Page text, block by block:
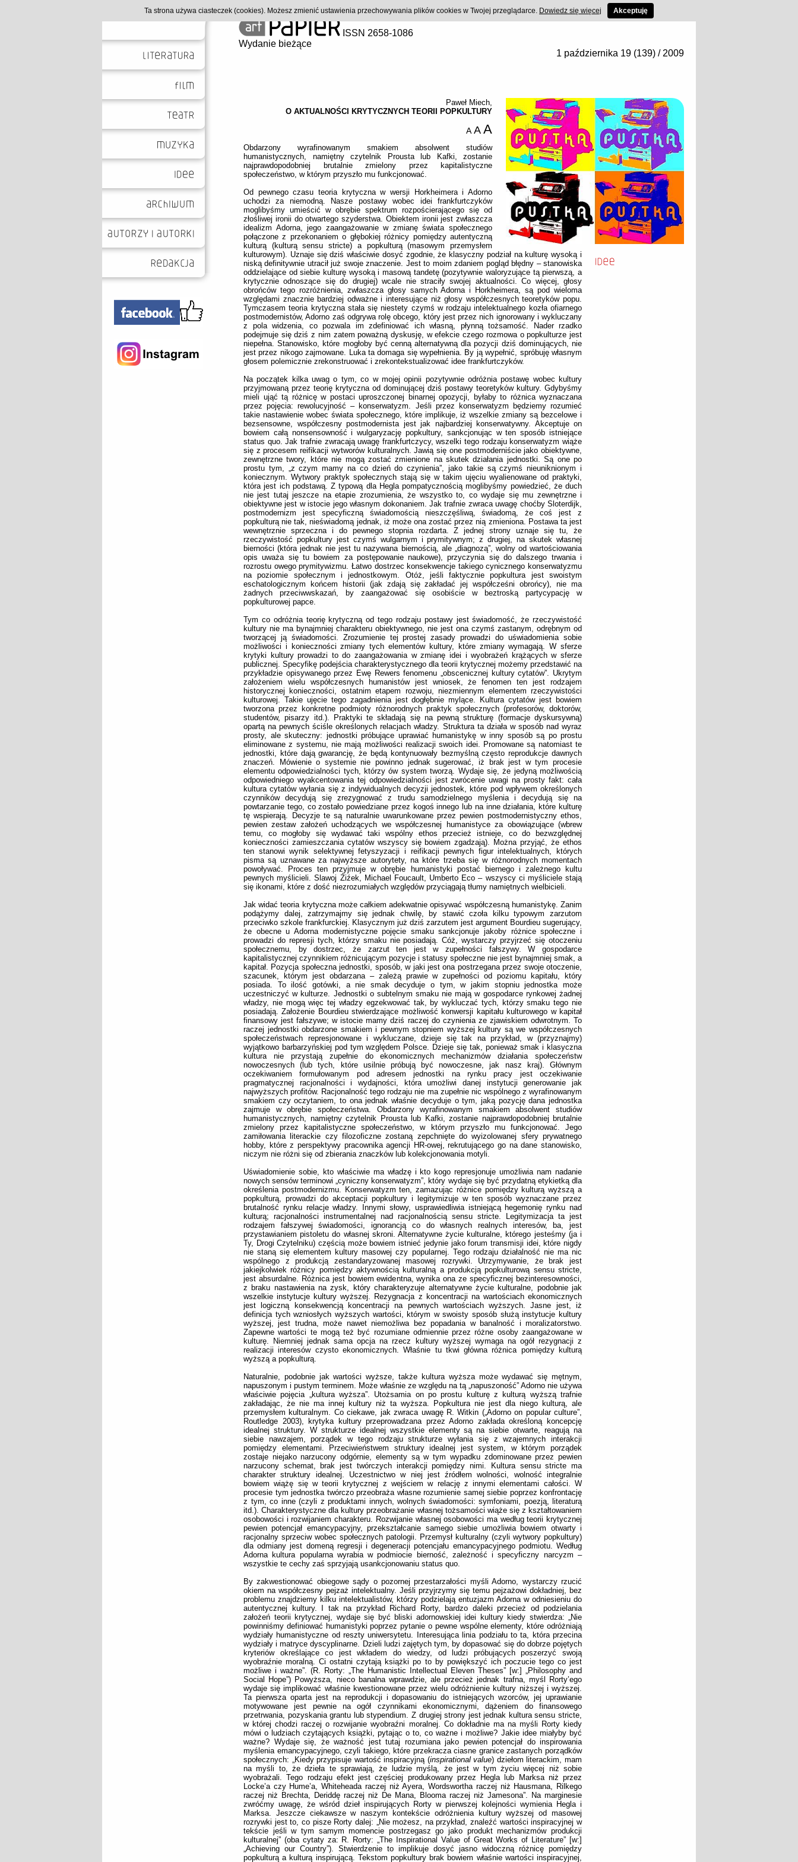
ISSN 2658-1086
Wydanie bieżące
1 października 19 (139) / 2009
Paweł Miech,
O AKTUALNOŚCI KRYTYCZNYCH TEORII POPKULTURY
A A A
Obdarzony wyrafinowanym smakiem absolwent studiów
humanistycznych, namiętny czytelnik Prousta lub Kafki, zostanie
najprawdopodobniej brutalnie zmielony przez kapitalistyczne
społeczeństwo, w którym przyszło mu funkcjonować.
Od pewnego czasu teoria krytyczna w wersji Horkheimera i Adorno
uchodzi za niemodną. Nasze postawy wobec idei frankfurtczyków
moglibyśmy umieścić w obrębie spektrum rozpościerającego się od
złośliwej ironii do otwartego szyderstwa. Obiektem ironii jest zwłaszcza
idealizm Adorna, jego zaangażowanie w zmianę świata społecznego
połączone z przekonaniem o głębokiej różnicy pomiędzy autentyczną
kulturą (kulturą sensu stricte) a popkulturą (masowym przemysłem
kulturowym). Uznaje się dziś właściwie dosyć zgodnie, że klasyczny podział na kulturę wysoką i
niską definitywnie utracił już swoje znaczenie. Jest to moim zdaniem pogląd błędny – stanowiska
oddzielające od siebie kulturę wysoką i masową tandetę (pozytywnie waloryzujące tą pierwszą, a
krytycznie odnoszące się do drugiej) wcale nie straciły swojej aktualności. Co więcej, głosy
obrońców tego rozróżnienia, zwłaszcza głosy samych Adorna i Horkheimera, są pod wieloma
względami znacznie bardziej odważne i interesujące niż głosy współczesnych teoretyków popu.
Tymczasem teoria krytyczna stała się niestety czymś w rodzaju intelektualnego kozła ofiarnego
postmodernistów, Adorno zaś odgrywa rolę obcego, który jest przez nich ignorowany i wykluczany
z pola widzenia, co pozwala im zdefiniować ich własną, płynną tożsamość. Nader rzadko
podejmuje się dziś z nim zatem poważną dyskusję, w efekcie czego rozmowa o popkulturze jest
niepełna. Stanowisko, które mogłoby być cenną alternatywną dla pozycji dziś dominujących, nie
jest przez nikogo zajmowane. Luka ta domaga się wypełnienia. By ją wypełnić, spróbuję własnym
głosem polemicznie zrekonstruować i zrekontekstualizować idee frankfurtczyków.
Na początek kilka uwag o tym, co w mojej opinii pozytywnie odróżnia postawę wobec kultury
przyjmowaną przez teorię krytyczna od dominującej dziś postawy teoretyków kultury. Gdybyśmy
mieli ująć tą różnicę w postaci uproszczonej binarnej opozycji, byłaby to różnica wyznaczana
przez pojęcia: rewolucyjność – konserwatyzm. Jeśli przez konserwatyzm będziemy rozumieć
takie nastawienie wobec świata społecznego, które implikuje, iż wszelkie zmiany są bezcelowe i
bezsensowne, współczesny postmodernista jest jak najbardziej konserwatywny. Akceptuje on
bowiem całą nonsensowność i wulgaryzację popkultury, sankcjonując w ten sposób istniejące
status quo. Jak trafnie zwracają uwagę frankfurtczycy, wszelki tego rodzaju konserwatyzm wiąże
się z procesem reifikacji wytworów kulturalnych. Jawią się one postmoderniście jako obiektywne,
zewnętrzne twory, które nie mogą zostać zmienione na skutek działania jednostki. Są one po
prostu tym, „z czym mamy na co dzień do czynienia”, jako takie są czymś nieuniknionym i
koniecznym. Wytwory praktyk społecznych stają się w takim ujęciu wyalienowane od praktyki,
która jest ich podstawą. Z typową dla Hegla pompatycznością moglibyśmy powiedzieć, że duch
nie jest tutaj jeszcze na etapie zrozumienia, że wszystko to, co wydaje się mu zewnętrzne i
obiektywne jest w istocie jego własnym dokonaniem. Jak trafnie zwraca uwagę choćby Sloterdijk,
postmodernizm jest specyficzną świadomością nieszczęśliwą, świadomą, że coś jest z
popkulturą nie tak, nieświadomą jednak, iż może ona zostać przez nią zmieniona. Postawa ta jest
wewnętrznie sprzeczna i do pewnego stopnia rozdarta. Z jednej strony uznaje się tu, że
rzeczywistość popkultury jest czymś wulgarnym i prymitywnym; z drugiej, na skutek własnej
bierności (która jednak nie jest tu nazywana biernością, ale „diagnozą”, wolny od wartościowania
opis uważa się tu bowiem za postępowanie naukowe), przyczynia się do dalszego trwania i
rozrostu owego prymitywizmu. Łatwo dostrzec konsekwencje takiego cynicznego konserwatyzmu
na poziomie społecznym i jednostkowym. Otóż, jeśli faktycznie popkultura jest swoistym
eschatologicznym końcem historii (jak zdają się zakładać jej współcześni obrońcy), nie ma
żadnych przeciwwskazań, by zaangażować się osobiście w beztroską partycypację w
popkulturowej papce.
Tym co odróżnia teorię krytyczną od tego rodzaju postawy jest świadomość, że rzeczywistość
kultury nie ma bynajmniej charakteru obiektywnego, nie jest ona czymś zastanym, odrębnym od
tworzącej ją świadomości. Zrozumienie tej prostej zasady prowadzi do uświadomienia sobie
możliwości i konieczności zmiany tych elementów kultury, które zmiany wymagają. W sferze
krytyki kultury prowadzi to do zaangażowania w zmianę idei i wyobrażeń krążących w sferze
publicznej. Specyfikę podejścia charakterystycznego dla teorii krytycznej możemy przedstawić na
przykładzie opisywanego przez Ewę Rewers fenomenu „obscenicznej kultury cytatów”. Ukrytym
założeniem wielu współczesnych humanistów jest wniosek, że fenomen ten jest rodzajem
historycznej konieczności, ostatnim etapem rozwoju, niezmiennym elementem rzeczywistości
kulturowej. Takie ujęcie tego zagadnienia jest dogłębnie mylące. Kultura cytatów jest bowiem
tworzona przez konkretne podmioty różnorodnych praktyk społecznych (profesorów, doktorów,
studentów, pisarzy itd.). Praktyki te składają się na pewną strukturę (formacje dyskursywną)
opartą na pewnych ściśle określonych relacjach władzy. Struktura ta działa w sposób nad wyraz
prosty, ale skuteczny: jednostki próbujące uprawiać humanistykę w inny sposób są po prostu
eliminowane z systemu, nie mają możliwości realizacji swoich idei. Promowane są natomiast te
jednostki, które dają gwarancję, że będą kontynuowały bezmyślną często reprodukcje dawnych
znaczeń. Mówienie o systemie nie powinno jednak sugerować, iż brak jest w tym procesie
elementu odpowiedzialności tych, którzy ów system tworzą. Wydaje się, że jedyną możliwością
odpowiedniego wyakcentowania tej odpowiedzialności jest zwrócenie uwagi na prosty fakt: cała
kultura cytatów wyłania się z indywidualnych decyzji jednostek, które pod wpływem określonych
czynników decydują się zrezygnować z trudu samodzielnego myślenia i decydują się na
powtarzanie tego, co zostało powiedziane przez kogoś innego lub na inne działania, które kulturę
tę wspierają. Decyzje te są naturalnie uwarunkowane przez pewien postmodernistyczny ethos,
pewien zestaw założeń uchodzących we współczesnej humanistyce za obowiązujące (wbrew
temu, co mogłoby się wydawać taki wspólny ethos przecież istnieje, co do bezwzględnej
konieczności zamieszczania cytatów wszyscy się bowiem zgadzają). Można przyjąć, że ethos
ten stanowi wynik selektywnej fetyszyzacji i reifikacji pewnych figur intelektualnych, których
pisma są uznawane za najwyższe autorytety, na które trzeba się w różnorodnych momentach
powoływać. Proces ten przyjmuje w obrębie humanistyki postać biernego i zależnego kultu
pewnych myślicieli. Slawoj Źiźek, Michael Foucault, Umberto Eco – wszyscy ci myśliciele stają
się ikonami, które z dość niezrozumiałych względów przyciągają tłumy namiętnych wielbicieli.
Jak widać teoria krytyczna może całkiem adekwatnie opisywać współczesną humanistykę. Zanim
podążymy dalej, zatrzymajmy się jednak chwilę, by stawić czoła kilku typowym zarzutom
przeciwko szkole frankfurckiej. Klasycznym już dziś zarzutem jest argument Bourdieu sugerujący,
że obecne u Adorna modernistyczne pojęcie smaku sankcjonuje jakoby różnice społeczne i
prowadzi do represji tych, którzy smaku nie posiadają. Cóż, wystarczy przyjrzeć się otoczeniu
społecznemu, by dostrzec, że zarzut ten jest w zupełności fałszywy. W gospodarce
kapitalistycznej czynnikiem różnicującym pozycje i statusy społeczne nie jest bynajmniej smak, a
kapitał. Pozycja społeczna jednostki, sposób, w jaki jest ona postrzegana przez swoje otoczenie,
szacunek, którym jest obdarzana – zależą prawie w zupełności od poziomu kapitału, który
posiada. To ilość gotówki, a nie smak decyduje o tym, w jakim stopniu jednostka może
uczestniczyć w kulturze. Jednostki o subtelnym smaku nie mają w gospodarce rynkowej żadnej
władzy, nie mogą więc tej władzy egzekwować tak, by wykluczać tych, którzy smaku tego nie
posiadają. Założenie Bourdieu stwierdzające możliwość konwersji kapitału kulturowego w kapitał
finansowy jest fałszywe; w istocie mamy dziś raczej do czynienia ze zjawiskiem odwrotnym. To
raczej jednostki obdarzone smakiem i pewnym stopniem wyższej kultury są we współczesnych
społeczeństwach represjonowane i wykluczane, dzieje się tak na przykład, w (przyznajmy)
wyjątkowo barbarzyńskiej pod tym względem Polsce. Dzieje się tak, ponieważ smak i klasyczna
kultura nie przystają zupełnie do ekonomicznych mechanizmów działania społeczeństw
nowoczesnych (lub tych, które usilnie próbują być nowoczesne, jak nasz kraj). Głównym
oczekiwaniem formułowanym pod adresem jednostki na rynku pracy jest oczekiwanie
pragmatycznej racjonalności i wydajności, która umożliwi danej instytucji generowanie jak
najwyższych profitów. Racjonalność tego rodzaju nie ma zupełnie nic wspólnego z wyrafinowanym
smakiem czy oczytaniem, to ona jednak właśnie decyduje o tym, jaką pozycję dana jednostka
zajmuje w obrębie społeczeństwa. Obdarzony wyrafinowanym smakiem absolwent studiów
humanistycznych, namiętny czytelnik Prousta lub Kafki, zostanie najprawdopodobniej brutalnie
zmielony przez kapitalistyczne społeczeństwo, w którym przyszło mu funkcjonować. Jego
zamiłowania literackie czy filozoficzne zostaną zepchnięte do wyizolowanej sfery prywatnego
hobby, które z perspektywy pracownika agencji HR-owej, rekrutującego go na dane stanowisko,
niczym nie różni się od zbierania znaczków lub kolekcjonowania motyli.
Uświadomienie sobie, kto właściwie ma władzę i kto kogo represjonuje umożliwia nam nadanie
nowych sensów terminowi „cyniczny konserwatyzm”, który wydaje się być przydatną etykietką dla
określenia postmodernizmu. Konserwatyzm ten, zamazując różnice pomiędzy kulturą wyższą a
popkulturą, prowadzi do akceptacji popkultury i legitymizuje w ten sposób wyznaczane przez
brutalność rynku relacje władzy. Innymi słowy, usprawiedliwia istniejącą hegemonię rynku nad
kulturą; racjonalności instrumentalnej nad racjonalnością sensu stricte. Legitymizacja ta jest
rodzajem fałszywej świadomości, ignorancją co do własnych realnych interesów, ba, jest
przystawianiem pistoletu do własnej skroni. Alternatywne życie kulturalne, którego jesteśmy (ja i
Ty, Drogi Czytelniku) częścią może bowiem istnieć jedynie jako forum transmisji idei, które nigdy
nie staną się elementem kultury masowej czy popularnej. Tego rodzaju działalność nie ma nic
wspólnego z produkcją zestandaryzowanej masowej rozrywki. Utrzymywanie, że brak jest
jakiejkolwiek różnicy pomiędzy aktywnością kulturalną a produkcją popkulturową sensu stricte,
jest absurdalne. Różnica jest bowiem ewidentna, wynika ona ze specyficznej bezinteresowności,
z braku nastawienia na zysk, który charakteryzuje alternatywne życie kulturalne, podobnie jak
wszelkie instytucje kultury wyższej. Rezygnacja z koncentracji na wartościach ekonomicznych
jest logiczną konsekwencją koncentracji na pewnych wartościach wyższych. Jasne jest, iż
definicja tych wzniosłych wyższych wartości, którym w swoisty sposób służą instytucje kultury
wyższej, jest trudna, może nawet niemożliwa bez popadania w banalność i moralizatorstwo.
Zapewne wartości te mogą też być rozumiane odmiennie przez różne osoby zaangażowane w
kulturę. Niemniej jednak sama opcja na rzecz kultury wyższej wymaga na ogół rezygnacji z
realizacji interesów czysto ekonomicznych. Właśnie tu tkwi główna różnica pomiędzy kulturą
wyższą a popkulturą.
Naturalnie, podobnie jak wartości wyższe, także kultura wyższa może wydawać się mętnym,
napuszonym i pustym terminem. Może właśnie ze względu na tą „napuszoność” Adorno nie używa
właściwie pojęcia „kultura wyższa”. Utożsamia on po prostu kulturę z kulturą wyższą trafnie
zakładając, że nie ma innej kultury niż ta wyższa. Popkultura nie jest dla niego kulturą, ale
przemysłem kulturalnym. Co ciekawe, jak zwraca uwagę R. Witkin („Adorno on popular culture”,
Routledge 2003), krytyka kultury przeprowadzana przez Adorno zakłada określoną koncepcję
idealnej struktury. W strukturze idealnej wszystkie elementy są na siebie otwarte, reagują na
siebie nawzajem, porządek w tego rodzaju strukturze wyłania się z wzajemnych interakcji
pomiędzy elementami. Przeciwieństwem struktury idealnej jest system, w którym porządek
zostaje niejako narzucony odgórnie, elementy są w tym wypadku zdominowane przez pewien
narzucony schemat, brak jest twórczych interakcji pomiędzy nimi. Kultura sensu stricte ma
charakter struktury idealnej. Uczestnictwo w niej jest źródłem wolności, wolność integralnie
bowiem wiążę się w teorii krytycznej z wejściem w relację z innymi elementami całości. W
procesie tym jednostka twórczo przeobraża własne rozumienie samej siebie poprzez konfrontację
z tym, co inne (czyli z produktami innych, wolnych świadomości: symfoniami, poezją, literaturą
itd.). Charakterystyczne dla kultury przeobrażanie własnej tożsamości wiąże się z kształtowaniem
osobowości i rozwijaniem charakteru. Rozwijanie własnej osobowości ma według teorii krytycznej
pewien potencjał emancypacyjny, przekształcanie samego siebie umożliwia bowiem otwarty i
racjonalny sprzeciw wobec społecznych patologii. Przemysł kulturalny (czyli wytwory popkultury)
dla odmiany jest domeną regresji i degeneracji potencjału emancypacyjnego podmiotu. Według
Adorna kultura popularna wyrabia w podmiocie bierność, zależność i specyficzny narcyzm –
wszystkie te cechy zaś sprzyjają usankcjonowaniu status quo.
By zakwestionować obiegowe sądy o pozornej przestarzałości myśli Adorno, wystarczy rzucić
okiem na współczesny pejzaż intelektualny. Jeśli przyjrzymy się temu pejzażowi dokładniej, bez
problemu znajdziemy kilku intelektualistów, którzy podzielają entuzjazm Adorna w odniesieniu do
autentycznej kultury. I tak na przykład Richard Rorty, bardzo daleki przecież od podzielania
założeń teorii krytycznej, wydaje się być bliski adornowskiej idei kultury kiedy stwierdza: „Nie
powinniśmy definiować humanistyki poprzez pytanie o pewne wspólne elementy, które odróżniają
wydziały humanistyczne od reszty uniwersytetu. Interesująca linia podziału to ta, która przecina
wydziały i matryce dyscyplinarne. Dzieli ludzi zajętych tym, by dopasować się do dobrze pojętych
kryteriów określające co jest wkładem do wiedzy, od ludzi próbujących poszerzyć swoją
wyobraźnie moralną. Ci ostatni czytają książki po to by powiększyć ich poczucie tego co jest
możliwe i ważne”. (R. Rorty: „The Humanistic Intellectual Eleven Theses” [w:] „Philosophy and
Social Hope”) Powyższa, nieco banalna wprawdzie, ale przecież jednak trafna, myśl Rorty’ego
wydaje się implikować właśnie kwestionowane przez wielu odróżnienie kultury niższej i wyższej.
Ta pierwsza oparta jest na reprodukcji i dopasowaniu do istniejących wzorców, jej uprawianie
motywowane jest pewnie na ogół czynnikami ekonomicznymi, dążeniem do finansowego
przetrwania, pozyskania grantu lub stypendium. Z drugiej strony jest jednak kultura sensu stricte,
w której chodzi raczej o rozwijanie wyobraźni moralnej. Co dokładnie ma na myśli Rorty kiedy
mówi o ludziach czytających książki, pytając o to, co ważne i możliwe? Jakie idee miałyby być
ważne? Wydaje się, że ważność jest tutaj rozumiana jako pewien potencjał do inspirowania
myślenia emancypacyjnego, czyli takiego, które przekracza ciasne granice zastanych porządków
społecznych: „Kiedy przypisuje wartość inspiracyjną (inspirational value) dziełom literackim, mam
na myśli to, że dzieła te sprawiają, że ludzie myślą, że jest w tym życiu więcej niż sobie
wyobrażali. Tego rodzaju efekt jest częściej produkowany przez Hegla lub Marksa niż przez
Locke’a czy Hume’a, Whiteheada raczej niż Ayera, Wordswortha raczej niż Hausmana, Rilkego
raczej niż Brechta, Deriddę raczej niż De Mana, Blooma raczej niż Jamesona”. Na marginesie
zwróćmy uwagę, że wśród dzieł inspirujących Rorty w pierwszej kolejności wymienia Hegla i
Marksa. Jeszcze ciekawsze w naszym kontekście odróżnienia kultury wyższej od masowej
rozrywki jest to, co pisze Rorty dalej: „Nie możesz, na przykład, znaleźć wartości inspiracyjnej w
tekście jeśli w tym samym momencie postrzegasz go jako produkt mechanizmów produkcji
kulturalnej” (oba cytaty za: R. Rorty: „The Inspirational Value of Great Works of Literature” [w:]
„Achieving our Country”). Stwierdzenie to implikuje dosyć jasno widoczną różnicę pomiędzy
popkulturą a kulturą inspirującą. Tekstom popkultury brak bowiem właśnie wartości inspiracyjnej,
Ta strona używa ciasteczek (cookies). Możesz zmienić ustawienia przechowywania plików cookies w Twojej przeglądarce. Dowiedz się więcej Akceptuję